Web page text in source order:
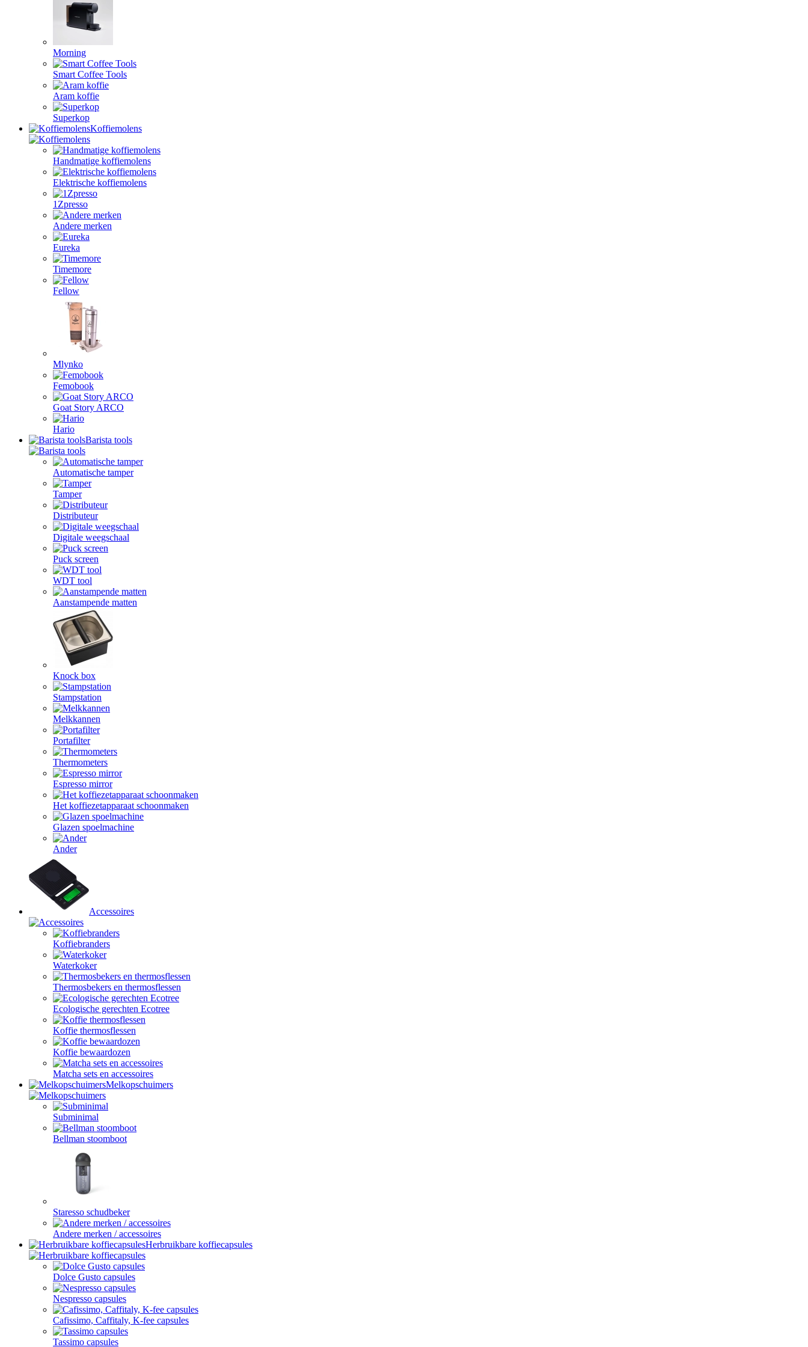
Morning
Smart Coffee Tools
Aram koffie
Superkop
Koffiemolens
Handmatige koffiemolens
Elektrische koffiemolens
1Zpresso
Andere merken
Eureka
Timemore
Fellow
Mlynko
Femobook
Goat Story ARCO
Hario
Barista tools
Automatische tamper
Tamper
Distributeur
Digitale weegschaal
Puck screen
WDT tool
Aanstampende matten
Knock box
Stampstation
Melkkannen
Portafilter
Thermometers
Espresso mirror
Het koffiezetapparaat schoonmaken
Glazen spoelmachine
Ander
Accessoires
Koffiebranders
Waterkoker
Thermosbekers en thermosflessen
Ecologische gerechten Ecotree
Koffie thermosflessen
Koffie bewaardozen
Matcha sets en accessoires
Melkopschuimers
Subminimal
Bellman stoomboot
Staresso schudbeker
Andere merken / accessoires
Herbruikbare koffiecapsules
Dolce Gusto capsules
Nespresso capsules
Cafissimo, Caffitaly, K-fee capsules
Tassimo capsules